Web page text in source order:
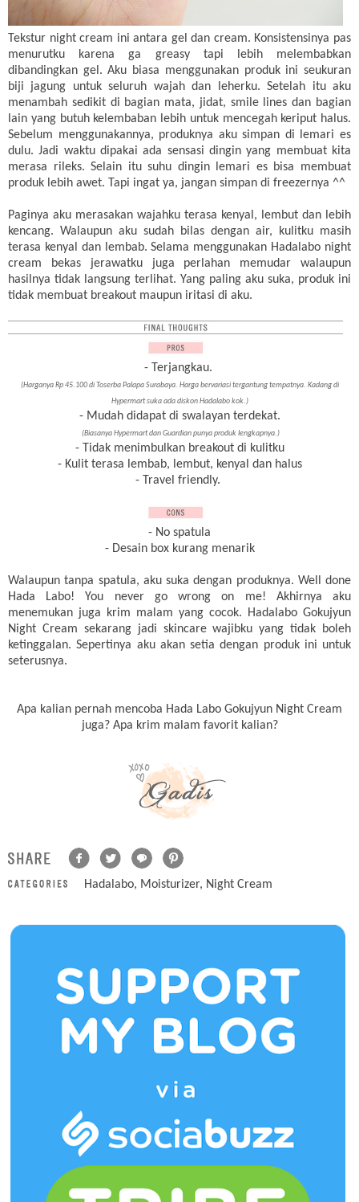
Tekstur night cream ini antara gel dan cream. Konsistensinya pas
menurutku karena ga greasy tapi lebih melembabkan
dibandingkan gel. Aku biasa menggunakan produk ini seukuran
biji jagung untuk seluruh wajah dan leherku. Setelah itu aku
menambah sedikit di bagian mata, jidat, smile lines dan bagian
lain yang butuh kelembaban lebih untuk mencegah keriput halus.
Sebelum menggunakannya, produknya aku simpan di lemari es
dulu. Jadi waktu dipakai ada sensasi dingin yang membuat kita
merasa rileks. Selain itu suhu dingin lemari es bisa membuat
produk lebih awet. Tapi ingat ya, jangan simpan di freezernya ^^
Paginya aku merasakan wajahku terasa kenyal, lembut dan lebih
kencang. Walaupun aku sudah bilas dengan air, kulitku masih
terasa kenyal dan lembab. Selama menggunakan Hadalabo night
cream bekas jerawatku juga perlahan memudar walaupun
hasilnya tidak langsung terlihat. Yang paling aku suka, produk ini
tidak membuat breakout maupun iritasi di aku.
- Terjangkau.
(Harganya Rp 45.100 di Toserba Palapa Surabaya. Harga bervariasi tergantung tempatnya. Kadang di
Hypermart suka ada diskon Hadalabo kok.)
- Mudah didapat di swalayan terdekat.
(Biasanya Hypermart dan Guardian punya produk lengkapnya.)
- Tidak menimbulkan breakout di kulitku
- Kulit terasa lembab, lembut, kenyal dan halus
- Travel friendly.
- No spatula
- Desain box kurang menarik
Walaupun tanpa spatula, aku suka dengan produknya. Well done
Hada Labo! You never go wrong on me! Akhirnya aku
menemukan juga krim malam yang cocok. Hadalabo Gokujyun
Night Cream sekarang jadi skincare wajibku yang tidak boleh
ketinggalan. Sepertinya aku akan setia dengan produk ini untuk
seterusnya.
Apa kalian pernah mencoba Hada Labo Gokujyun Night Cream
juga? Apa krim malam favorit kalian?
Hadalabo, Moisturizer, Night Cream